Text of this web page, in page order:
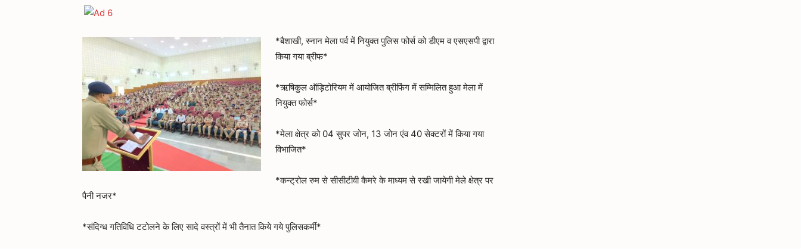
*बैशाखी, स्नान मेला पर्व में नियुक्त पुलिस फोर्स को डीएम व एसएसपी द्वारा
किया गया ब्रीफ*
*ऋषिकुल ऑड़िटोरियम में आयोजित ब्रीफिंग में सम्मिलित हुआ मेला में
नियुक्त फोर्स*
*मेला क्षेत्र को 04 सुपर जोन, 13 जोन एंव 40 सेक्टरों में किया गया
विभाजित*
*कन्ट्रोल रुम से सीसीटीवी कैमरे के माध्यम से रखी जायेगी मेले क्षेत्र पर
पैनी नजर*
*संदिग्ध गतिविधि टटोलने के लिए सादे वस्त्रों में भी तैनात किये गये पुलिसकर्मी*